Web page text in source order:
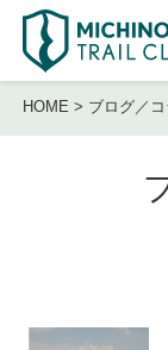
HOME > ブログ／